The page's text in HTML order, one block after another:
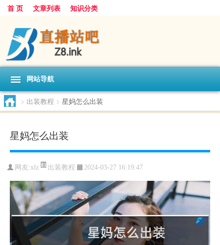
首 页 文章列表 知识分类
网站导航
> 出装教程 > 星妈怎么出装
星妈怎么出装
网友:xlz 出装教程 2024-03-27 16:19:47